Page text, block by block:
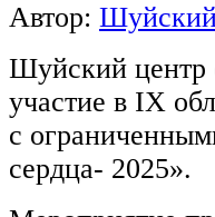
Автор:
Шуйский центр
участие в IX
с
сердца- 2025».